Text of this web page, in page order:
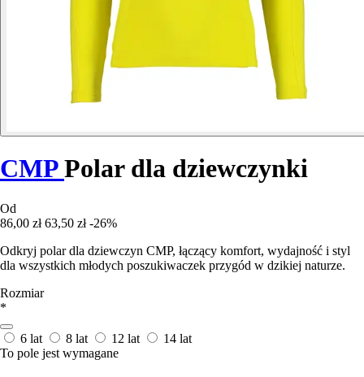
CMPPolar dla dziewczynki
Od
86,00 zł 63,50 zł -26%
Odkryj polar dla dziewczyn CMP, łączący komfort, wydajność i styl
dla wszystkich młodych poszukiwaczek przygód w dzikiej naturze.
Rozmiar
*
6 lat 8 lat 12 lat
14 lat
To pole jest wymagane